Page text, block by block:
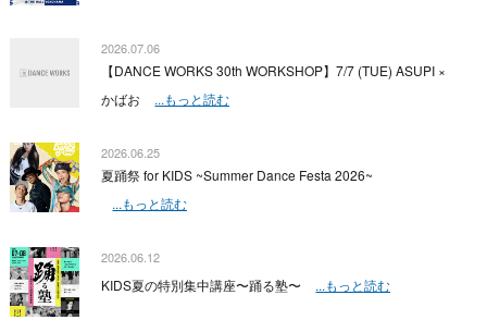
2026.07.06
【DANCE WORKS 30th WORKSHOP】7/7 (TUE) ASUPI ×
かばお
...もっと読む
2026.06.25
夏踊祭 for KIDS ~Summer Dance Festa 2026~
...もっと読む
2026.06.12
KIDS夏の特別集中講座〜踊る塾〜 ...もっと読む